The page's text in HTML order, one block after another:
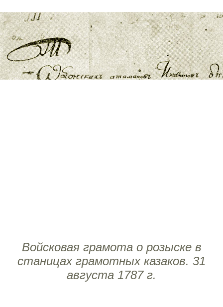
Войсковая грамота о розыске в
станицах грамотных казаков. 31
августа 1787 г.